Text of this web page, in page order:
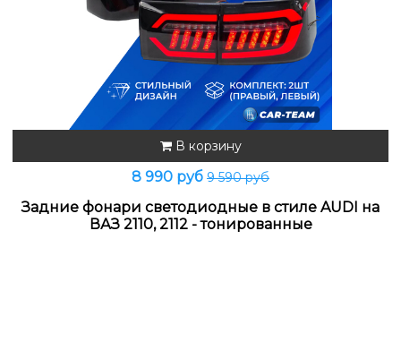
В корзину
8 990 руб 9 590 руб
Задние фонари светодиодные в стиле AUDI на
ВАЗ 2110, 2112 - тонированные